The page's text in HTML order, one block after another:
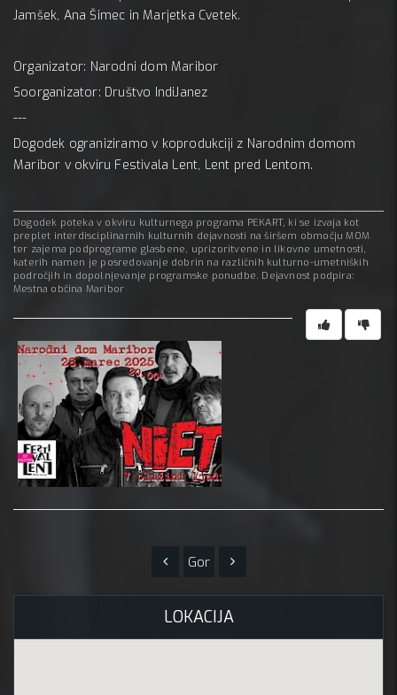
Jamšek, Ana Šimec in Marjetka Cvetek.
Organizator: Narodni dom Maribor
Soorganizator: Društvo IndiJanez
---
Dogodek ograniziramo v koprodukciji z Narodnim domom
Maribor v okviru Festivala Lent, Lent pred Lentom.
Dogodek poteka v okviru kulturnega programa PEKART, ki se izvaja kot
preplet interdisciplinarnih kulturnih dejavnosti na širšem območju MOM
ter zajema podprograme glasbene, uprizoritvene in likovne umetnosti,
katerih namen je posredovanje dobrin na različnih kulturno-umetniških
področjih in dopolnjevanje programske ponudbe. Dejavnost podpira:
Mestna občina Maribor
Gor
LOKACIJA